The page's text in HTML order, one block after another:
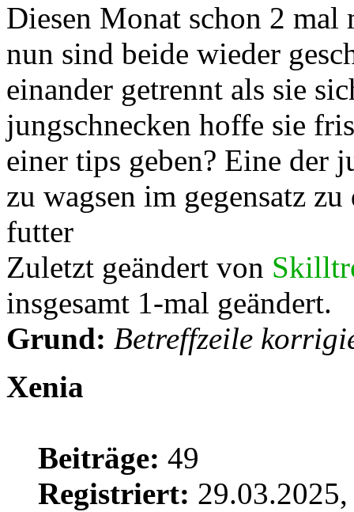
Diesen Monat schon 2 mal
nun sind beide wieder
einander getrennt als sie
jungschnecken hoffe sie
einer tips geben? Eine der
zu wagsen im gegensatz
futter
Zuletzt geändert von
insgesamt 1-mal geändert.
Grund: Betreffzeile
Xenia
Beiträge: 49
Registriert: